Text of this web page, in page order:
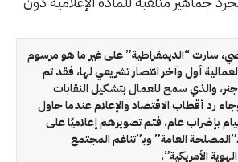
سارت “الديمقراطية” على غير ما هو مرسوم
أول وآخر انتصار تشريعي لها، فقد تم
والذي سمح للعمال بتشكيل النقابات
رد أقطاب الاقتصاد والإعلام عندما حاول
بإضراب عام، فتم تصويرهم إعلاميًا على
العامة” وبـ”تناغم المجتمع
الأمريكية”.